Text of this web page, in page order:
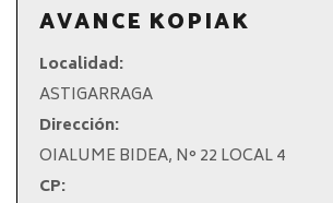
AVANCE KOPIAK
Localidad:
ASTIGARRAGA
Dirección:
OIALUME BIDEA, N° 22 LOCAL 4
CP: